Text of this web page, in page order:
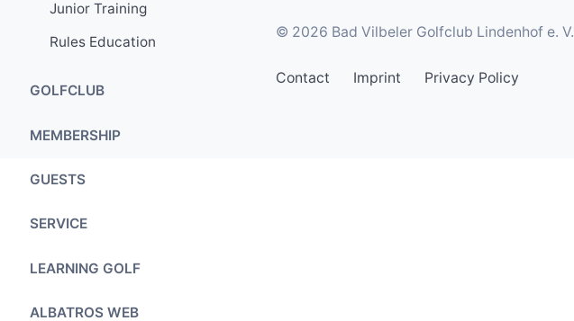
Junior Training
Rules Education
GOLFCLUB
The Golf Course
Greenkeeping
Training Facilities
MEMBERSHIP
Principles
Conditions
Junior Programme
GUESTS
Greenfee
SERVICE
Secretary's Office
LEARNING GOLF
Junior Training
ALBATROS WEB
© 2026 Bad Vilbeler Golfclub Lindenhof e. V.
Contact Imprint Privacy Policy